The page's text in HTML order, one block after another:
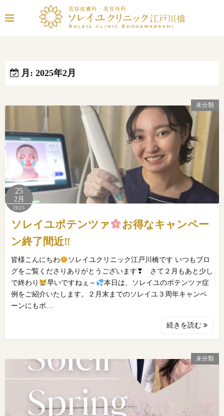
ン
月: 2025年2月
未分類
25
2月
2025
ソレイユポテンツァ
お得なキャンペー
ン終了間近‼
皆様こんにちわ
ソレイユクリニック江戸川橋です いつもブロ
グをご覧くださりありがとうございます❣ さて２月もあと少し
で終わり
早いですねぇ～
本日は、ソレイユのポテンツァ症
例をご紹介いたします。２月末までのソレイユ３周年キャンペ
ーンにもポ…
続きを読む
未分類